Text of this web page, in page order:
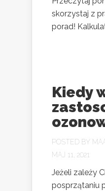
skorzystaj z
porad!
Kiedy
POSTED BY
MAJ 11, 2021
Jeżeli zależy
posprzątaniu